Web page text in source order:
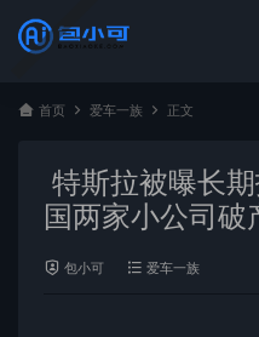
首页 爱车一族 正文
特斯拉被曝长
国两家小公司破
包小可 爱车一族